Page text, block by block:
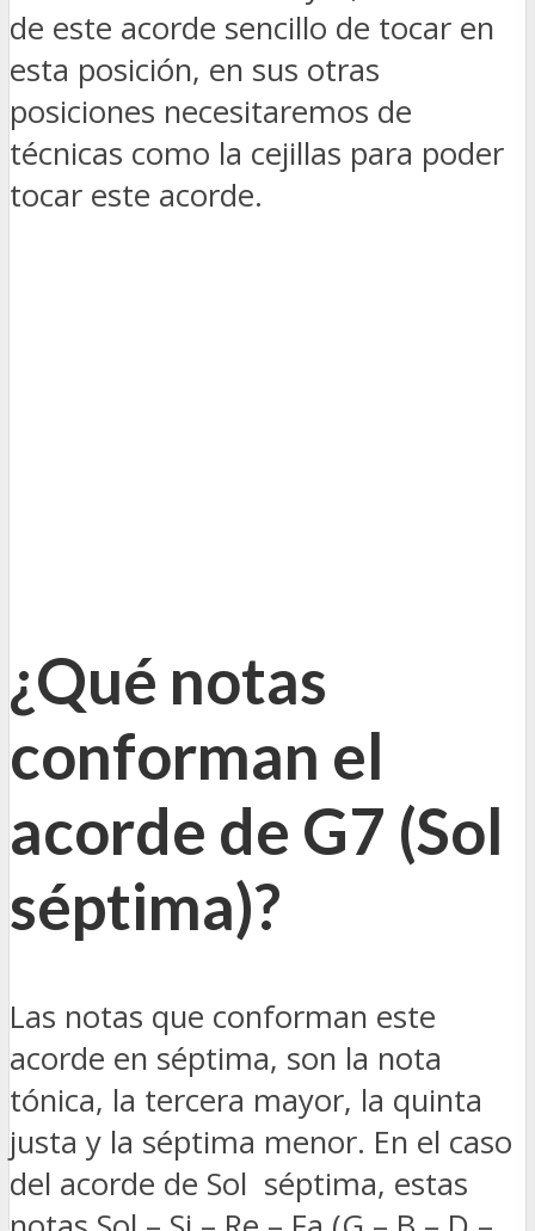
de este acorde sencillo de tocar en
esta posición, en sus otras
posiciones necesitaremos de
técnicas como la cejillas para poder
tocar este acorde.
¿Qué notas
conforman el
acorde de G7 (Sol
séptima)?
Las notas que conforman este
acorde en séptima, son la nota
tónica, la tercera mayor, la quinta
justa y la séptima menor. En el caso
del acorde de Sol séptima, estas